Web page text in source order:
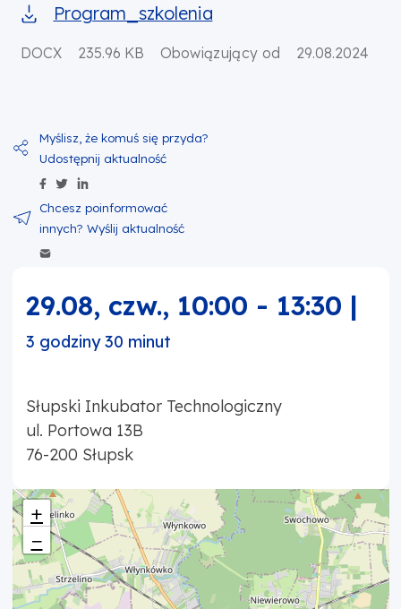
Program_szkolenia
DOCX 235.96 KB Obowiązujący od 29.08.2024
Udostępnij zawartość na Facebook
Udostępnij zawartość na Twitter
29.08, czw., 10:00 - 13:30 |
3 godziny 30 minut
Słupski Inkubator Technologiczny
ul. Portowa 13B
76-200 Słupsk
+
−